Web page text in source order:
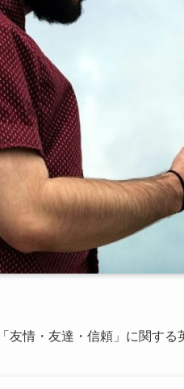
友情・友達・信頼」に関する